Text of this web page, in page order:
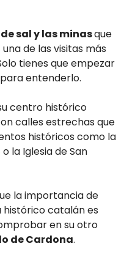
sal y las minasque
de las visitas más
tienes que empezar
entenderlo.
centro histórico
calles estrechas que
históricos como la
la Iglesia de San
la importancia de
catalán es
en su otro
de Cardona.